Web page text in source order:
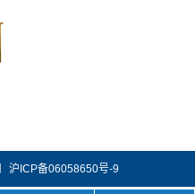
沪ICP备06058650号-9